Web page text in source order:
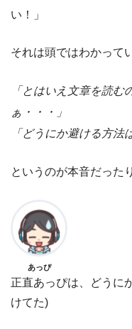
い！」
それは頭ではわかって
「とはいえ文章を読
ぁ・・・」
「どうにか避ける方法
というのが本音だった
あっぴ
正直あっぴは、どうに
けてた)